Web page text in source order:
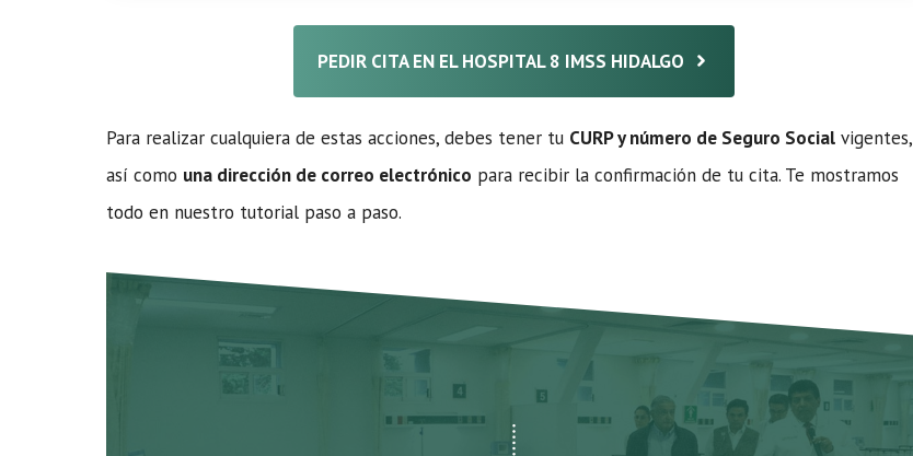
PEDIR CITA EN EL HOSPITAL 8 IMSS HIDALGO
Para realizar cualquiera de estas acciones, debes tener tu CURP y número de Seguro Social vigentes,
así como una dirección de correo electrónico para recibir la confirmación de tu cita. Te mostramos
todo en nuestro tutorial paso a paso.